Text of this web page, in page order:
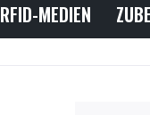
RFID-MEDIEN